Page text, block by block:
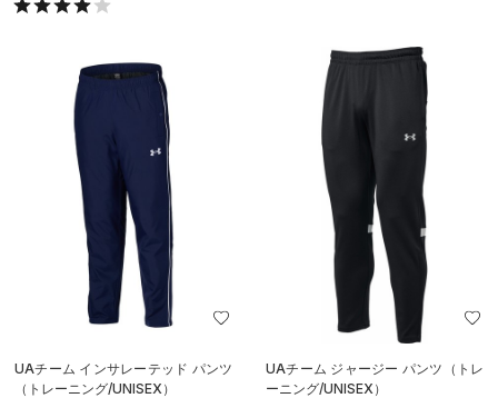
UAチーム インサレーテッド パンツ
（トレーニング/UNISEX）
UAチーム ジャージー パンツ（トレ
ーニング/UNISEX）